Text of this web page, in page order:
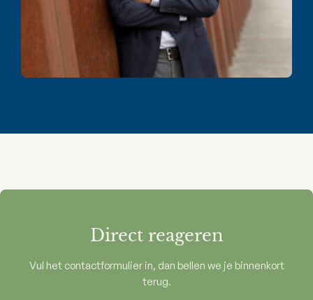
Direct reageren
Vul het contactformulier in, dan bellen we je binnenkort
terug.